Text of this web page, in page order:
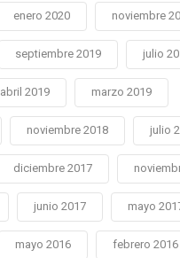
enero 2020 noviembre
septiembre 2019 julio
abril 2019 marzo 2019
noviembre 2018 julio
diciembre 2017
junio 2017 mayo
mayo 2016 febrero 2016